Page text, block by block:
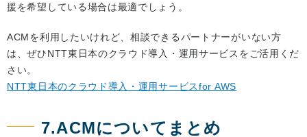
援を希望している場合は最適でしょう。
ACMを利用したいけれど、相談できるパートナーがいない方
は、ぜひNTT東日本のクラウド導入・運用サービスをご活用くだ
さい。
NTT東日本のクラウド導入・運用サービスfor AWS
7.ACMについてまとめ